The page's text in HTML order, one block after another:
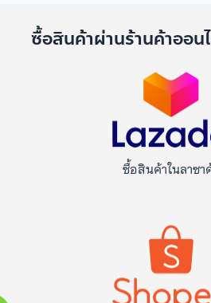
ซื้อสินค้าผ่านร้านค้าออน
ซื้อสินค้าในลาซา